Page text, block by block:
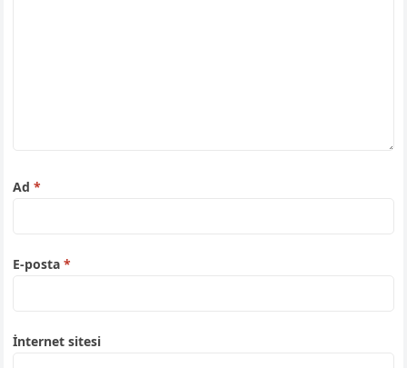
Ad*
E-posta*
İnternet sitesi